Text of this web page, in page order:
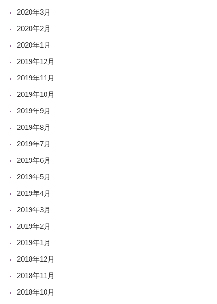
2020年3月
2020年2月
2020年1月
2019年12月
2019年11月
2019年10月
2019年9月
2019年8月
2019年7月
2019年6月
2019年5月
2019年4月
2019年3月
2019年2月
2019年1月
2018年12月
2018年11月
2018年10月